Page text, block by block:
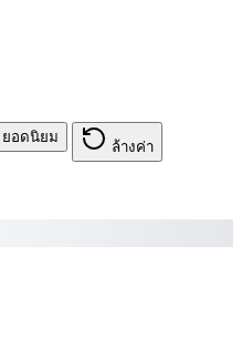
ยอดนิยม
ล้างค่า